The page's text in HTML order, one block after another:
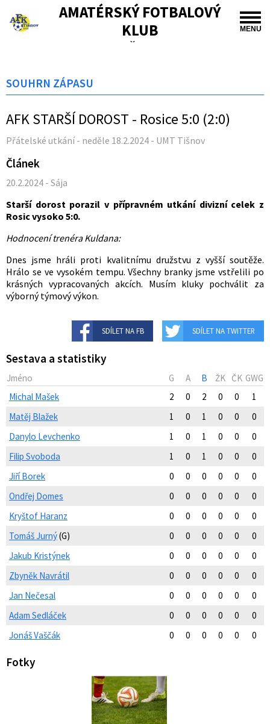
MENU
AMATÉRSKÝ FOTBALOVÝ
KLUB
TIŠNOV
SOUHRN ZÁPASU
AFK STARŠÍ DOROST - Rosice 5:0 (2:0)
Přátelské utkání - neděle 18.2.2024 - UMT Tišnov
Článek
20.2.2024 - Sája
Starší dorost porazil v přípravném utkání divizní celek z
Rosic vysoko 5:0.
Hodnocení trenéra Kuldana:
Dnes jsme hráli proti kvalitnímu družstvu z vyšší soutěže.
Hrálo se ve vysokém tempu. Všechny branky jsme vstřelili po
krásných vypracovaných akcích. Musím kluky pochválit za
výborný týmový výkon.
SDÍLET NA FB SDÍLET NA TWITTER
Sestava a statistiky
Jméno G A B ŽK ČK GWG
Michal Mašek
2 0 2 0 0
1
Matěj Blažek
1 0 1 0 0
0
Danylo Levchenko
1 0 1 0 0
0
Filip Svoboda
1 0 1 0 0
0
Jiří Borek
0 0 0 0 0
0
Ondřej Domes
0 0 0 0 0
0
Kryštof Haranz
0 0 0 0 0
0
Tomáš Jurný(G) 0 0 0 0 0
0
Jakub Kristýnek
0 0 0 0 0
0
Zbyněk Navrátil
0 0 0 0 0
0
Jan Nečesal
0 0 0 0 0
0
Adam Sedláček
0 0 0 0 0
0
Jonáš Vaščák
0 0 0 0 0 0
Fotky